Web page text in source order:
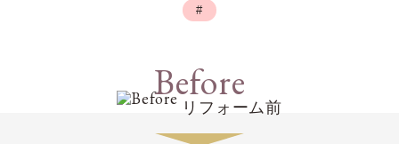
#
Before
リフォーム前